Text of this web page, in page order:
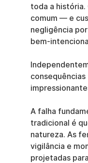
toda a história.
comum — e
negligência
bem-
A falha
tradicional é
natureza. As
vigilância e
projetadas